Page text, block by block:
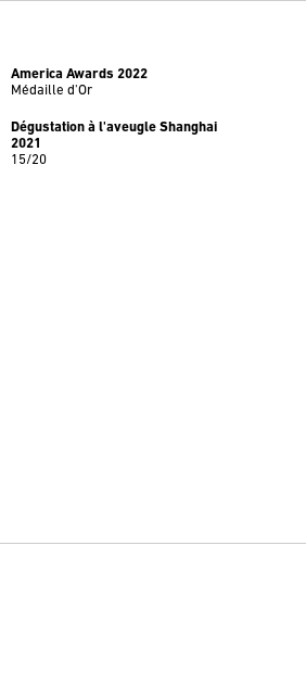
America Awards 2022
Médaille d'Or
Dégustation à l'aveugle Shanghai
2021
15/20